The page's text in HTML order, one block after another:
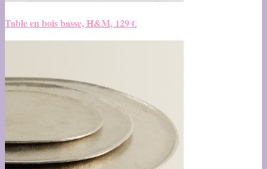
Table en bois basse, H&M, 129 €